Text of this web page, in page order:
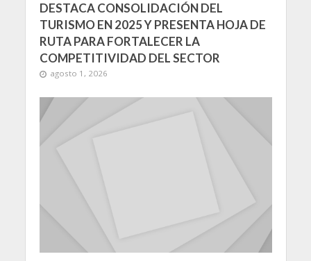
DESTACA CONSOLIDACIÓN DEL
TURISMO EN 2025 Y PRESENTA HOJA DE
RUTA PARA FORTALECER LA
COMPETITIVIDAD DEL SECTOR
agosto 1, 2026